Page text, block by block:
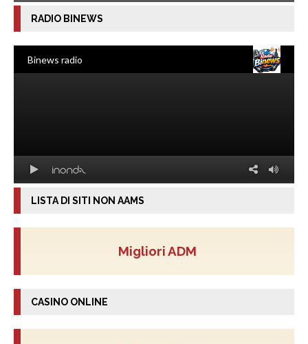
RADIO BINEWS
LISTA DI SITI NON AAMS
Migliori ADM
CASINO ONLINE